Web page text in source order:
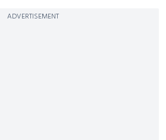
ADVERTISEMENT